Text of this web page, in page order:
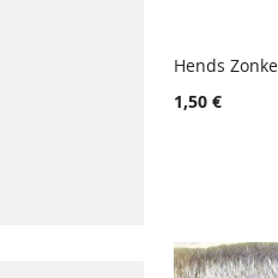
Hends
1,50 €